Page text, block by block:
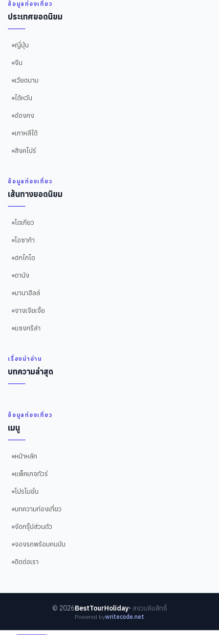
ข้อมูลท่องเที่ยว
ประเทศยอดนิยม
ญี่ปุ่น
จีน
เวียดนาม
ไต้หวัน
ฮ่องกง
เกาหลีใต้
สิงคโปร์
ข้อมูลท่องเที่ยว
เส้นทางยอดนิยม
โตเกียว
โอซาก้า
ฮกไกโด
ดานัง
บานาฮิลล์
จางเจียเจี้ย
แซงกรีล่า
เรื่องน่าอ่าน
บทความล่าสุด
ข้อมูลท่องเที่ยว
เมนู
หน้าหลัก
แพ็คเกจทัวร์
โปรโมชั่น
บทความท่องเที่ยว
จัดกรุ๊ปส่วนตัว
จองรถพร้อมคนขับ
ติดต่อเรา
© 2026BestTourHoliday• สงวนลิขสิทธิ์
Powered bywritecode.net